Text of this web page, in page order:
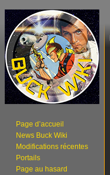
Page d’accueil
News Buck Wiki
Modifications récentes
Portails
Page au hasard